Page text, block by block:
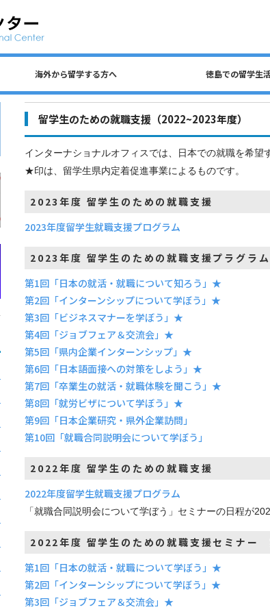
海外から留学する方へ 徳島での留学生
留学生のための就職支援（2022~2023年度）
インターナショナルオフィスでは、日本での就職を希望
★印は、留学生県内定着促進事業によるものです。
2023年度 留学生のための就職支援
2023年度留学生就職支援プログラム
2023年度 留学生のための就職支援プラグラ
第1回「日本の就活・就職について知ろう」★
第2回「インターンシップについて学ぼう」★
第3回「ビジネスマナーを学ぼう」★
第4回「ジョブフェア＆交流会」★
第5回「県内企業インターンシップ」★
第6回「日本語面接への対策をしよう」★
第7回「卒業生の就活・就職体験を聞こう」★
第8回「就労ビザについて学ぼう」★
第9回「日本企業研究・県外企業訪問」
第10回「就職合同説明会について学ぼう」
2022年度 留学生のための就職支援
2022年度留学生就職支援プログラム
「就職合同説明会について学ぼう」セミナーの日程が
2022年度 留学生のための就職支援セミナー
第1回「日本の就活・就職について学ぼう」★
第2回「インターンシップについて学ぼう」★
第3回「ジョブフェア＆交流会」★